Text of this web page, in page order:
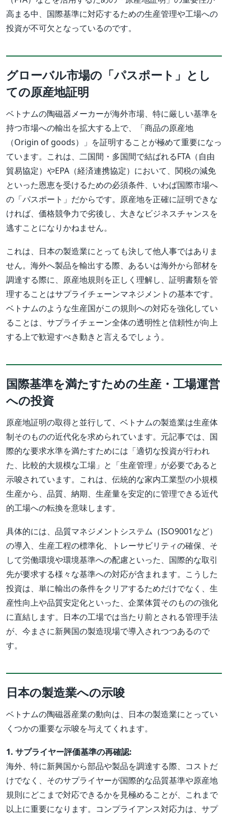
高まる中、国際基準に対応するための生産管理や工場への
投資が不可欠となっているのです。
グローバル市場の「パスポート」とし
ての原産地証明
ベトナムの陶磁器メーカーが海外市場、特に厳しい基準を
持つ市場への輸出を拡大する上で、「商品の原産地
（Origin of goods）」を証明することが極めて重要になっ
ています。これは、二国間・多国間で結ばれるFTA（自由
貿易協定）やEPA（経済連携協定）において、関税の減免
といった恩恵を受けるための必須条件、いわば国際市場へ
の「パスポート」だからです。原産地を正確に証明できな
ければ、価格競争力で劣後し、大きなビジネスチャンスを
逃すことになりかねません。
これは、日本の製造業にとっても決して他人事ではありま
せん。海外へ製品を輸出する際、あるいは海外から部材を
調達する際に、原産地規則を正しく理解し、証明書類を管
理することはサプライチェーンマネジメントの基本です。
ベトナムのような生産国がこの規則への対応を強化してい
ることは、サプライチェーン全体の透明性と信頼性が向上
する上で歓迎すべき動きと言えるでしょう。
国際基準を満たすための生産・工場運営
への投資
原産地証明の取得と並行して、ベトナムの製造業は生産体
制そのものの近代化を求められています。元記事では、国
際的な要求水準を満たすためには「適切な投資が行われ
た、比較的大規模な工場」と「生産管理」が必要であると
示唆されています。これは、伝統的な家内工業型の小規模
生産から、品質、納期、生産量を安定的に管理できる近代
的工場への転換を意味します。
具体的には、品質マネジメントシステム（ISO9001など）
の導入、生産工程の標準化、トレーサビリティの確保、そ
して労働環境や環境基準への配慮といった、国際的な取引
先が要求する様々な基準への対応が含まれます。こうした
投資は、単に輸出の条件をクリアするためだけでなく、生
産性向上や品質安定化といった、企業体質そのものの強化
に直結します。日本の工場では当たり前とされる管理手法
が、今まさに新興国の製造現場で導入されつつあるので
す。
日本の製造業への示唆
ベトナムの陶磁器産業の動向は、日本の製造業にとってい
くつかの重要な示唆を与えてくれます。
1. サプライヤー評価基準の再確認:
海外、特に新興国から部品や製品を調達する際、コストだ
けでなく、そのサプライヤーが国際的な品質基準や原産地
規則にどこまで対応できるかを見極めることが、これまで
以上に重要になります。コンプライアンス対応力は、サプ